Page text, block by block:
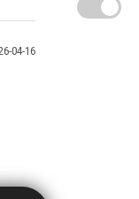
04-16